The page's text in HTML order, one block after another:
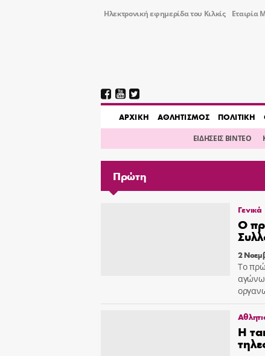
Ηλεκτρονική εφημερίδα του Κιλκίς Εταιρία
AΡΧΙΚΗ ΑΘΛΗΤΙΣΜΟΣ ΠΟΛΙΤΙΚΗ
ΕΙΔΗΣΕΙΣ ΒΙΝΤΕΟ
Πρώτη
Γενικά
Ο
2
Το
Η